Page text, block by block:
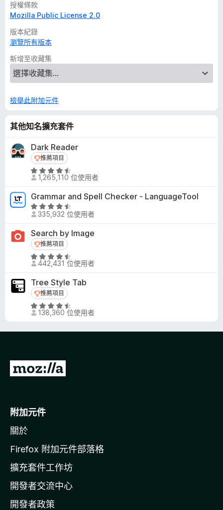
授權條款
Mozilla Public License 2.0
版本紀錄
瀏覽所有版本
新增至收藏集
檢舉此附加元件
其他知名擴充套件
Dark Reader
推薦項目
推薦項目
評
價
4
.
5
，
滿
分
5
1,265,110 位使用者
Grammar and Spell Checker - LanguageTool
評
價
4
.
5
分
滿
分
5
分
335,932 位使用者
Search by Image
推薦項目
推薦項目
評
價
4
.
6
分
滿
分
442,431 位使用者
Tree Style Tab
推薦項目
推薦項目
評
價
分
，
分
138,360 位使用者
前
o
i
l
a
官
網
附加元件
關於
Firefox 附加元件部落格
擴充套件工作坊
開發者交流中心
開發者政策